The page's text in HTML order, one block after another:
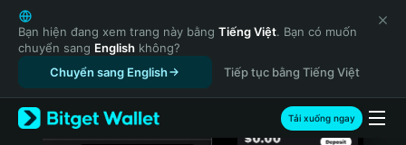
English
日本語
Tiếng Việt
Русский
Español (Latinoamérica)
Türkçe
Italiano
Bạn hiện đang xem trang này bằng Tiếng Việt. Bạn có muốn
chuyển sang English không?
Chuyển sang English
Tiếp tục bằng Tiếng Việt
Tải xuống ngay